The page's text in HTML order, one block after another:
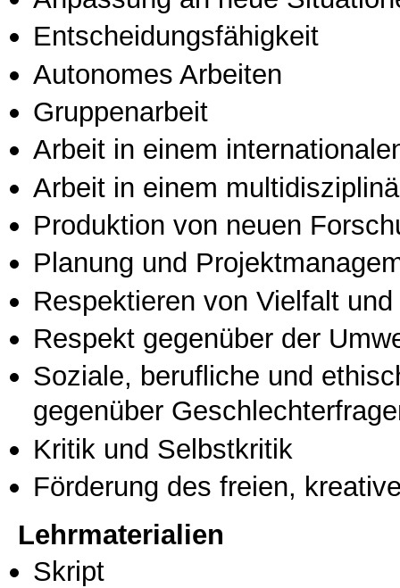
Entscheidungsfähigkeit
Autonomes Arbeiten
Gruppenarbeit
Arbeit in einem
Arbeit in einem
Produktion von neuen
Planung und
Respektieren von Vielfalt
Respekt gegenüber der
Soziale, berufliche und
gegenüber
Kritik und Selbstkritik
Förderung des freien,
Lehrmaterialien
Skript